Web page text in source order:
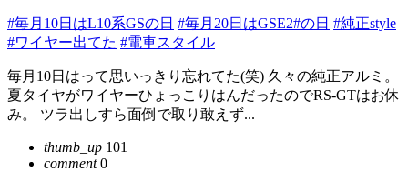
#毎月10日はL10系GSの日 #毎月20日はGSE2#の日 #純正style
#ワイヤー出てた #電車スタイル
毎月10日はって思いっきり忘れてた(笑) 久々の純正アルミ。
夏タイヤがワイヤーひょっこりはんだったのでRS-GTはお休
み。 ツラ出しすら面倒で取り敢えず...
thumb_up 101
comment0